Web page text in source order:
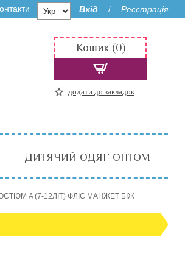
Вхід / Реєстрація
Кошик (0)
додати до закладок
ДИТЯЧИЙ ОДЯГ ОПТОМ
A (7-12ЛІТ) ФЛІС МАНЖЕТ БІЖ